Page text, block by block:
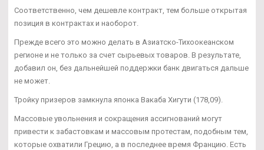
Соответственно, чем дешевле контракт, тем больше открытая
позиция в контрактах и наоборот.
Прежде всего это можно делать в Азиатско-Тихоокеанском
регионе и не только за счет сырьевых товаров. В результате,
добавил он, без дальнейшей поддержки банк двигаться дальше
не может.
Тройку призеров замкнула японка Вакаба Хигути (178,09).
Массовые увольнения и сокращения ассигнований могут
привести к забастовкам и массовым протестам, подобным тем,
которые охватили Грецию, а в последнее время Францию. Есть